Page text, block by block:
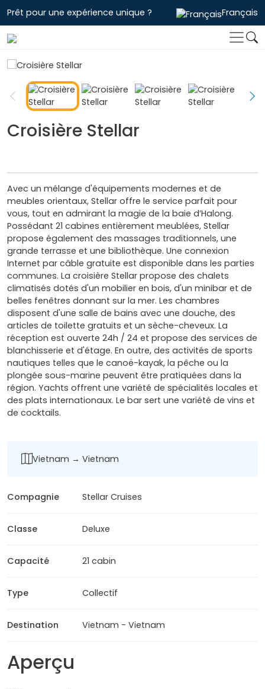
Prêt pour une expérience unique ? Français
Croisière Stellar
Avec un mélange d'équipements modernes et de
meubles orientaux, Stellar offre le service parfait pour
vous, tout en admirant la magie de la baie d’Halong.
Possédant 21 cabines entièrement meublées, Stellar
propose également des massages traditionnels, une
grande terrasse et une bibliothèque. Une connexion
Internet par câble gratuite est disponible dans les parties
communes. La croisière Stellar propose des chalets
climatisés dotés d'un mobilier en bois, d'un minibar et de
belles fenêtres donnant sur la mer. Les chambres
disposent d'une salle de bains avec une douche, des
articles de toilette gratuits et un sèche-cheveux. La
réception est ouverte 24h / 24 et propose des services de
blanchisserie et d'étage. En outre, des activités de sports
nautiques telles que le canoë-kayak, la pêche ou la
plongée sous-marine peuvent être pratiquées dans la
région. Yachts offrent une variété de spécialités locales et
des plats internationaux. Le bar sert une variété de vins et
de cocktails.
Vietnam → Vietnam
Compagnie Stellar Cruises
Classe Deluxe
Capacité 21 cabin
Type Collectif
Destination Vietnam - Vietnam
Aperçu